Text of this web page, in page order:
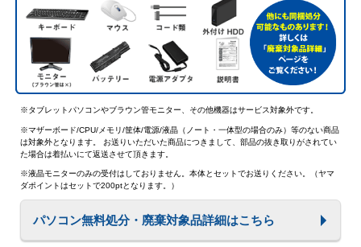
※タブレットパソコンやブラウン管モニター、その他機器はサービス対象外です。
※マザーボード/CPU/メモリ/筐体/電源/液晶（ノート・一体型の場合のみ）等のない商品
は対象外となります。 お送りいただいた商品につきまして、部品の抜き取りがされてい
た場合は着払いにて返送させて頂きます。
※液晶モニターのみの受付はしておりません。本体とセットでお送りください。（ヤマ
ダポイントはセットで200ptとなります。）
パソコン無料処分・廃棄対象品詳細はこちら